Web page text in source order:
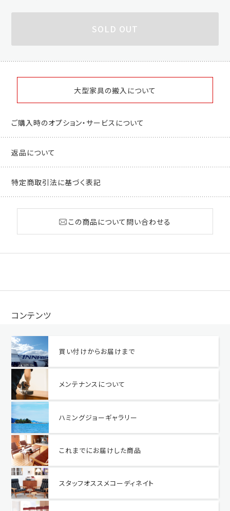
SOLD OUT
大型家具の搬入について
ご購入時のオプション・サービスについて
返品について
特定商取引法に基づく表記
この商品について問い合わせる
コンテンツ
買い付けからお届けまで
メンテナンスについて
ハミングジョーギャラリー
これまでにお届けした商品
スタッフオススメコーディネイト